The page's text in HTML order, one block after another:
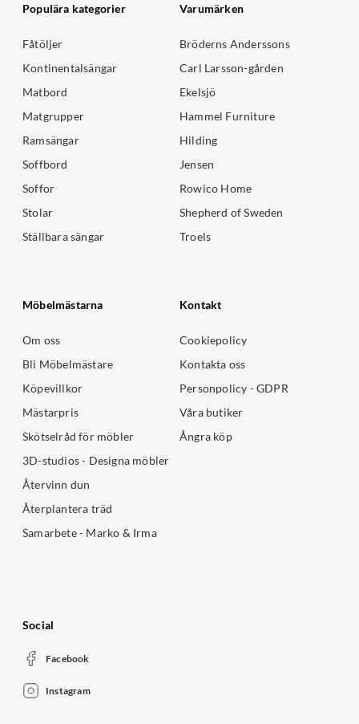
Populära kategorier
Fåtöljer
Kontinentalsängar
Matbord
Matgrupper
Ramsängar
Soffbord
Soffor
Stolar
Ställbara sängar
Varumärken
Bröderns Anderssons
Carl Larsson-gården
Ekelsjö
Hammel Furniture
Hilding
Jensen
Rowico Home
Shepherd of Sweden
Troels
Möbelmästarna
Om oss
Bli Möbelmästare
Köpevillkor
Mästarpris
Skötselråd för möbler
3D-studios - Designa möbler
Återvinn dun
Återplantera träd
Samarbete - Marko & Irma
Kontakt
Cookiepolicy
Kontakta oss
Personpolicy - GDPR
Våra butiker
Ångra köp
Social
Facebook
Instagram